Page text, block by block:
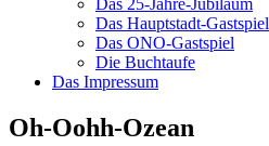
Das 25-Jahre-Jubiläum
Das Hauptstadt-Gastspiel
Das ONO-Gastspiel
Die Buchtaufe
Das Impressum
Oh-Oohh-Ozean